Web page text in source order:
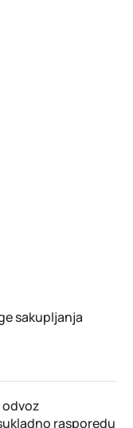
sakupljanja
odvoz
rasporedu